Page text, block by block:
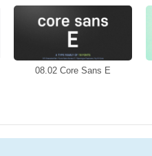
08.02 Core Sans E